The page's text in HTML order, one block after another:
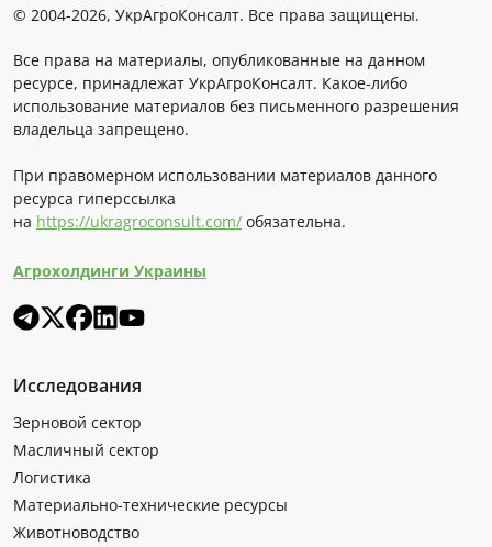
© 2004-2026, УкрАгроКонсалт. Все права защищены.
Все права на материалы, опубликованные на данном
ресурсе, принадлежат УкрАгроКонсалт. Какое-либо
использование материалов без письменного разрешения
владельца запрещено.
При правомерном использовании материалов данного
ресурса гиперссылка
на https://ukragroconsult.com/ обязательна.
Агрохолдинги Украины
Исследования
Зерновой сектор
Масличный сектор
Логистика
Материально-технические ресурсы
Животноводство